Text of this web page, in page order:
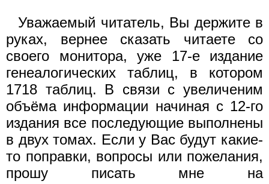
Уважаемый читатель, Вы держите в
руках, вернее сказать читаете со
своего монитора, уже 17-е издание
генеалогических таблиц, в котором
1718 таблиц. В связи с увеличеним
объёма информации начиная с 12-го
издания все последующие выполнены
в двух томах. Если у Вас будут какие-
то поправки, вопросы или пожелания,
прошу писать мне на